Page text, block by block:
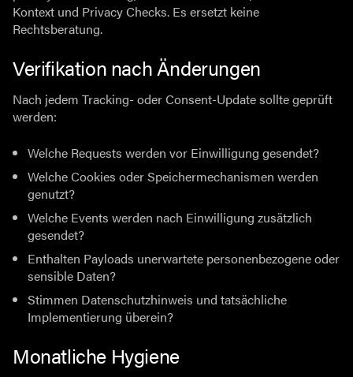
Kontext und Privacy Checks. Es ersetzt keine
Rechtsberatung.
Verifikation nach Änderungen
Nach jedem Tracking- oder Consent-Update sollte geprüft
werden:
Welche Requests werden vor Einwilligung gesendet?
Welche Cookies oder Speichermechanismen werden
genutzt?
Welche Events werden nach Einwilligung zusätzlich
gesendet?
Enthalten Payloads unerwartete personenbezogene oder
sensible Daten?
Stimmen Datenschutzhinweis und tatsächliche
Implementierung überein?
Monatliche Hygiene